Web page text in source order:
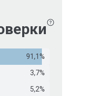
91,1%
3,7%
5,2%